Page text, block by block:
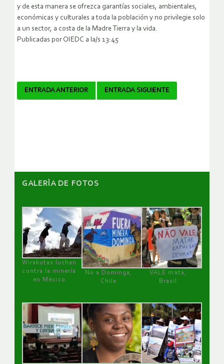
y de esta manera se ofrezca garantías sociales, ambientales,
económicas y culturales a toda la población y no privilegie solo
a un sector, a costa de la Madre Tierra y la vida.
Publicadas por OIEDC a la/s 13:45
Navegador
ENTRADA ANTERIOR ENTRADA SIGUIENTE
GALERÌA DE FOTOS
Wirakutas luchan
contra la minería
en México
No a Dominga,
Chile
VALE mata,
Brasil